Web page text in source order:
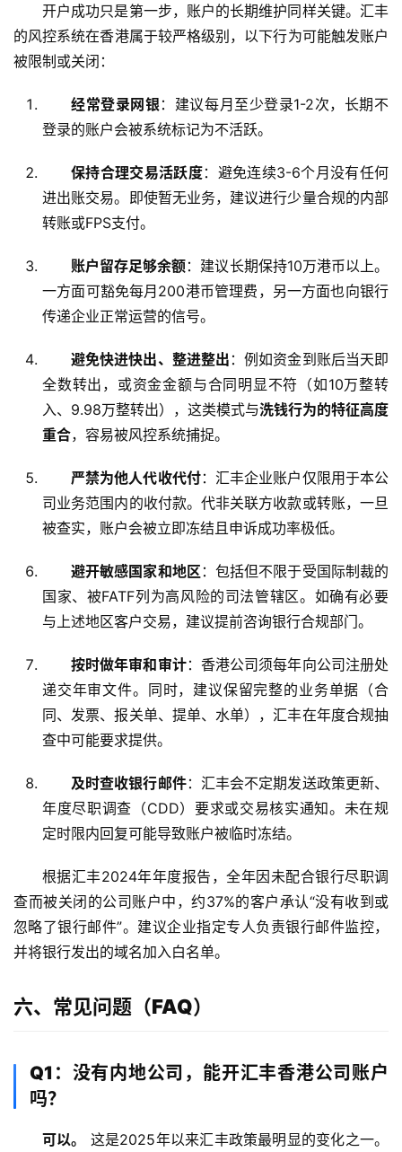
开户成功只是第一步，账户的长期维护同样关键。汇丰
的风控系统在香港属于较严格级别，以下行为可能触发账户
被限制或关闭：
经常登录网银：建议每月至少登录1-2次，长期不
登录的账户会被系统标记为不活跃。
保持合理交易活跃度：避免连续3-6个月没有任何
进出账交易。即使暂无业务，建议进行少量合规的内部
转账或FPS支付。
账户留存足够余额：建议长期保持10万港币以上。
一方面可豁免每月200港币管理费，另一方面也向银行
传递企业正常运营的信号。
避免快进快出、整进整出 ：例如资金到账后当天即
全数转出，或资金金额与合同明显不符（如10万整转
入、9.98万整转出），这类模式与洗钱行为的特征高度
重合，容易被风控系统捕捉。
严禁为他人代收代付：汇丰企业账户仅限用于本公
司业务范围内的收付款。代非关联方收款或转账，一旦
被查实，账户会被立即冻结且申诉成功率极低。
避开敏感国家和地区 ：包括但不限于受国际制裁的
国家、被FATF列为高风险的司法管辖区。如确有必要
与上述地区客户交易，建议提前咨询银行合规部门。
按时做年审和审计：香港公司须每年向公司注册处
递交年审文件。同时，建议保留完整的业务单据（合
同、发票、报关单、提单、水单），汇丰在年度合规抽
查中可能要求提供。
及时查收银行邮件：汇丰会不定期发送政策更新、
年度尽职调查（CDD）要求或交易核实通知。未在规
定时限内回复可能导致账户被临时冻结。
根据汇丰2024年年度报告，全年因未配合银行尽职调
查而被关闭的公司账户中，约37%的客户承认“没有收到或
忽略了银行邮件”。建议企业指定专人负责银行邮件监控，
并将银行发出的域名加入白名单。
六、常见问题（FAQ）
Q1：没有内地公司，能开汇丰香港公司账户
吗？
可以。
这是2025年以来汇丰政策最明显的变化之一。